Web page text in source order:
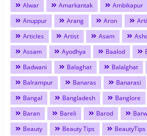
Alwar
Amarkantak Ambikapur
Anuppur
Arang Aron
Articles
Artist Asam
Assam
Ayodhya Baalod
Badwani
Balaghat Balalghat
Balrampur
Banaras Banarasi
Bangal
Bangladesh Banglore
Baran
Bareli Barod
Beauty
Beauty Tips BeautyTips